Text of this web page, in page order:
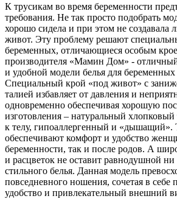
К трусикам во время беременности
требования. Не так просто подобрать
хорошо сидела и при этом не создавала
живот. Эту проблему решают
беременных, отличающиеся особым
производителя «Мамин Дом» -
и удобной модели белья для
Специальный крой «под живот» с
талией избавляет от давления и
одновременно обеспечивая хорошую
изготовления – натуральный
к телу, гипоаллергенный и «дышащий».
обеспечивают комфорт и удобство
беременности, так и после родов. А
и расцветок не оставит равнодушной
стильного белья. Данная модель
повседневного ношения, сочетая в себе
удобство и привлекательный внешний